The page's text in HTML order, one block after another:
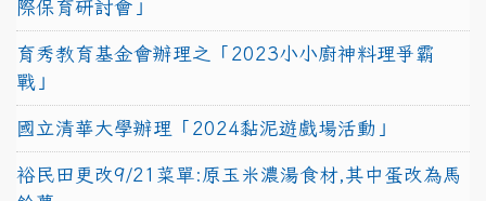
際保育研討會」
育秀教育基金會辦理之「2023小小廚神料理爭霸
戰」
國立清華大學辦理「2024黏泥遊戲場活動」
裕民田更改9/21菜單:原玉米濃湯食材,其中蛋改為馬